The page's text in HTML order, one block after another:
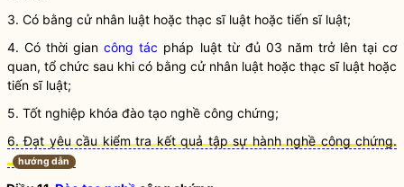
3. Có bằng cử nhân luật hoặc thạc sĩ luật hoặc tiến sĩ luật;
4. Có thời giancông tác pháp luậttừ đủ 03 năm trở lên tại cơ
quan, tổ chức sau khi có bằng cử nhân luật hoặc thạc sĩ luật hoặc
tiến sĩ luật;
5. Tốt nghiệp khóa đào tạo nghề công chứng;
6. Đạt yêu cầu kiểm tra kết quả tập sự hành nghề công chứng.
hướng dẫn